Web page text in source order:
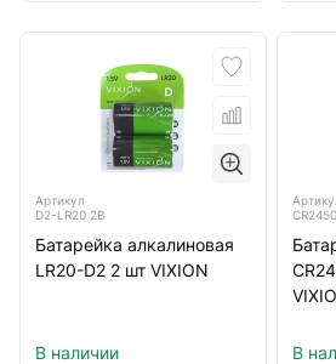
Артикул
D2-LR20 2B
Батарейка алкалиновая
LR20-D2 2 шт VIXION
В наличии В